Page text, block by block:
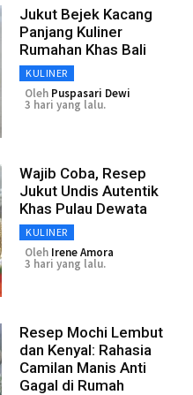
Jukut Bejek Kacang
Panjang Kuliner
Rumahan Khas Bali
KULINER
Oleh Puspasari Dewi
3 hari yang lalu.
Wajib Coba, Resep
Jukut Undis Autentik
Khas Pulau Dewata
KULINER
Oleh Irene Amora
3 hari yang lalu.
Resep Mochi Lembut
dan Kenyal: Rahasia
Camilan Manis Anti
Gagal di Rumah